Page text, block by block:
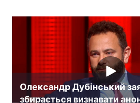
Олександр Дубінський
збирається визнавати